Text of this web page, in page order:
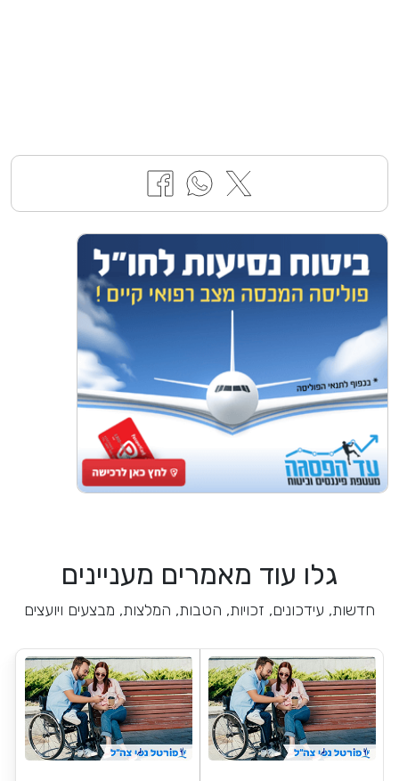
גלו עוד מאמרים מעניינים
חדשות, עידכונים, זכויות, הטבות, המלצות, מבצעים ויועצים